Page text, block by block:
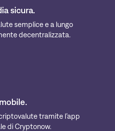
sicura.
semplice e a lungo
decentralizzata.
tramite l’app
di Cryptonow.